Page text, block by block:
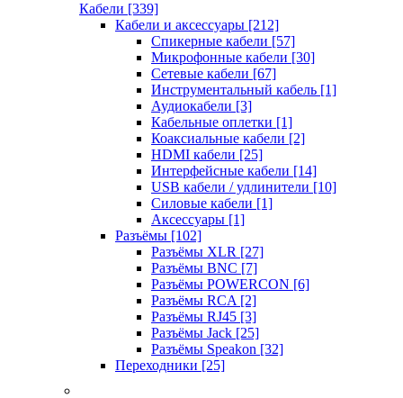
Кабели [339]
Кабели и аксессуары [212]
Спикерные кабели [57]
Микрофонные кабели [30]
Сетевые кабели [67]
Инструментальный кабель [1]
Аудиокабели [3]
Кабельные оплетки [1]
Коаксиальные кабели [2]
HDMI кабели [25]
Интерфейсные кабели [14]
USB кабели / удлинители [10]
Силовые кабели [1]
Аксессуары [1]
Разъёмы [102]
Разъёмы XLR [27]
Разъёмы BNC [7]
Разъёмы POWERCON [6]
Разъёмы RCA [2]
Разъёмы RJ45 [3]
Разъёмы Jack [25]
Разъёмы Speakon [32]
Переходники [25]